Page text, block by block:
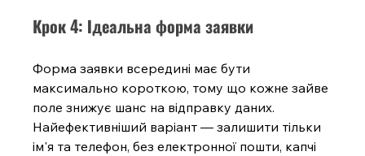
Крок 4: Ідеальна форма заявки
Форма заявки всередині має бути
максимально короткою, тому що кожне зайве
поле знижує шанс на відправку даних.
Найефективніший варіант — залишити тільки
ім'я та телефон, без електронної пошти, капчі